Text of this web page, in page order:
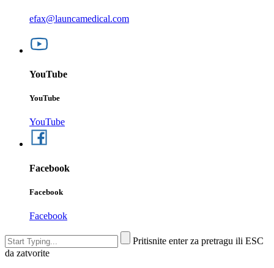
efax@launcamedical.com
YouTube
YouTube
YouTube
Facebook
Facebook
Facebook
Pritisnite enter za pretragu ili ESC
da zatvorite